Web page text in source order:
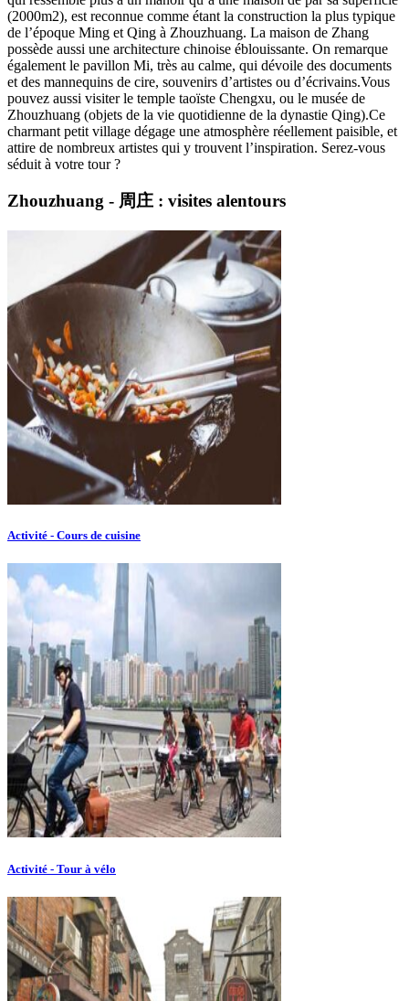
(2000m2), est reconnue comme étant la construction la plus typique
de l’époque Ming et Qing à Zhouzhuang. La maison de Zhang
possède aussi une architecture chinoise éblouissante. On remarque
également le pavillon Mi, très au calme, qui dévoile des documents
et des mannequins de cire, souvenirs d’artistes ou d’écrivains.Vous
pouvez aussi visiter le temple taoïste Chengxu, ou le musée de
Zhouzhuang (objets de la vie quotidienne de la dynastie Qing).Ce
charmant petit village dégage une atmosphère réellement paisible, et
attire de nombreux artistes qui y trouvent l’inspiration. Serez-vous
séduit à votre tour ?
Zhouzhuang - 周庄 : visites alentours
Activité - Cours de cuisine
Activité - Tour à vélo